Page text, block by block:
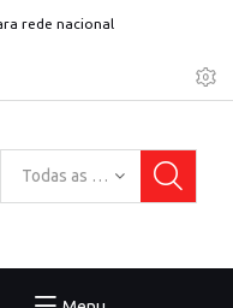
rede nacional
Todas as categorias